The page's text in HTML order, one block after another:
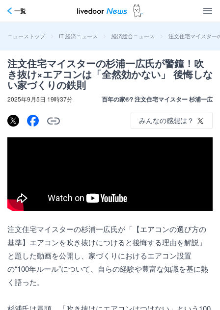
一覧
ニューストップ > IT 経済ニュース > 経済総合ニュース > 注文住宅マイスター
注文住宅マイスターの杉浦一広氏が警鐘！吹
き抜け×エアコンは「全然効かない」 後悔しな
い家づくりの鉄則
2025年9月5日 19時37分 百年の家®? 注文住宅マイスター 杉浦一広
みんなの感想は？
注文住宅マイスターの杉浦一広氏が「【エアコンの選び方の
基準】エアコンを吹き抜けにつけると後悔する理由を解説」
と題した動画を公開し、家づくりにおけるエアコン設置
の“100年ルール”について、自らの経験や豊富な知識を基に熱
く語った。